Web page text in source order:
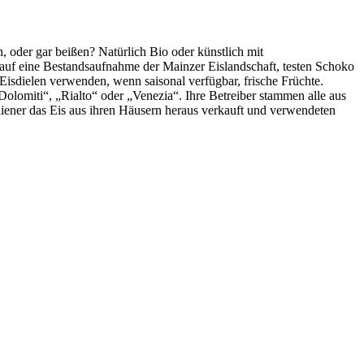
oder gar beißen? Natürlich Bio oder künstlich mit
eine Bestandsaufnahme der Mainzer Eislandschaft, testen Schoko
verwenden, wenn saisonal verfügbar, frische Früchte.
„Rialto“ oder „Venezia“. Ihre Betreiber stammen alle aus
das Eis aus ihren Häusern heraus verkauft und verwendeten